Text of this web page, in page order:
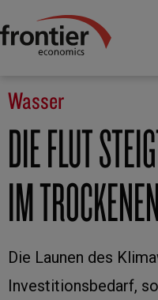
Home Branchen
Wasser
DIE FLUT
IM TROCKENEN
Die Launen des
Investitionsbedarf,